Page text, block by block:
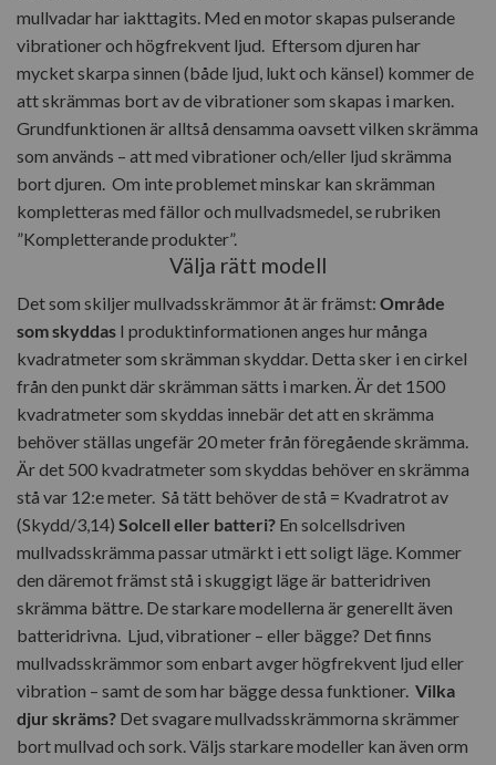
mullvadar har iakttagits. Med en motor skapas pulserande
vibrationer och högfrekvent ljud. Eftersom djuren har
mycket skarpa sinnen (både ljud, lukt och känsel) kommer de
att skrämmas bort av de vibrationer som skapas i marken.
Grundfunktionen är alltså densamma oavsett vilken skrämma
som används – att med vibrationer och/eller ljud skrämma
bort djuren. Om inte problemet minskar kan skrämman
kompletteras med fällor och mullvadsmedel, se rubriken
”Kompletterande produkter”.
Välja rätt modell
Det som skiljer mullvadsskrämmor åt är främst: Område
som skyddas I produktinformationen anges hur många
kvadratmeter som skrämman skyddar. Detta sker i en cirkel
från den punkt där skrämman sätts i marken. Är det 1500
kvadratmeter som skyddas innebär det att en skrämma
behöver ställas ungefär 20 meter från föregående skrämma.
Är det 500 kvadratmeter som skyddas behöver en skrämma
stå var 12:e meter. Så tätt behöver de stå = Kvadratrot av
(Skydd/3,14) Solcell eller batteri? En solcellsdriven
mullvadsskrämma passar utmärkt i ett soligt läge. Kommer
den däremot främst stå i skuggigt läge är batteridriven
skrämma bättre. De starkare modellerna är generellt även
batteridrivna. Ljud, vibrationer – eller bägge? Det finns
mullvadsskrämmor som enbart avger högfrekvent ljud eller
vibration – samt de som har bägge dessa funktioner. Vilka
djur skräms? Det svagare mullvadsskrämmorna skrämmer
bort mullvad och sork. Väljs starkare modeller kan även orm